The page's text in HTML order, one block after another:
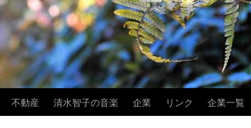
不動産 清水智子の音楽 企業 リンク 企業一覧